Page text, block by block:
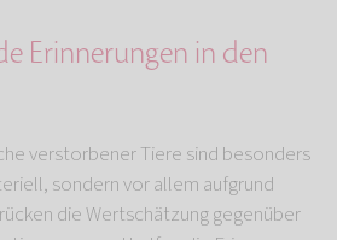
Erinnerungen in den
verstorbener Tiere sind besonders
sondern vor allem aufgrund
die Wertschätzung gegenüber